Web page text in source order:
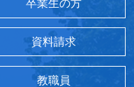
卒業生の方
資料請求
教職員